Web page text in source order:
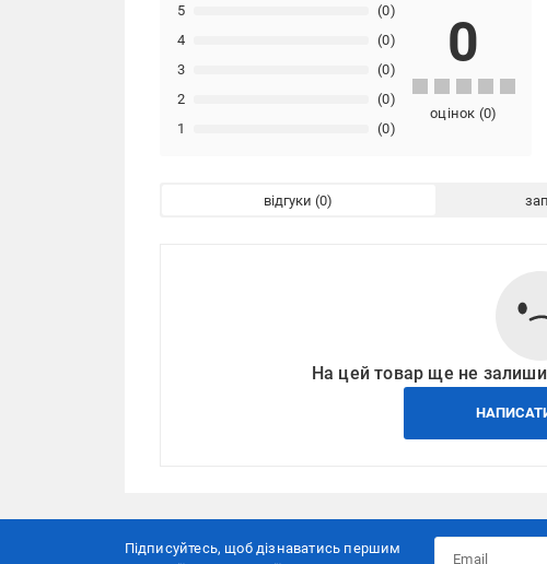
1 (0)
2 (0)
3 (0)
4 (0)
5 (0)
0
оцінок (0)
відгуки
На цей товар ще не
Підписуйтесь, щоб дізнаватись першим